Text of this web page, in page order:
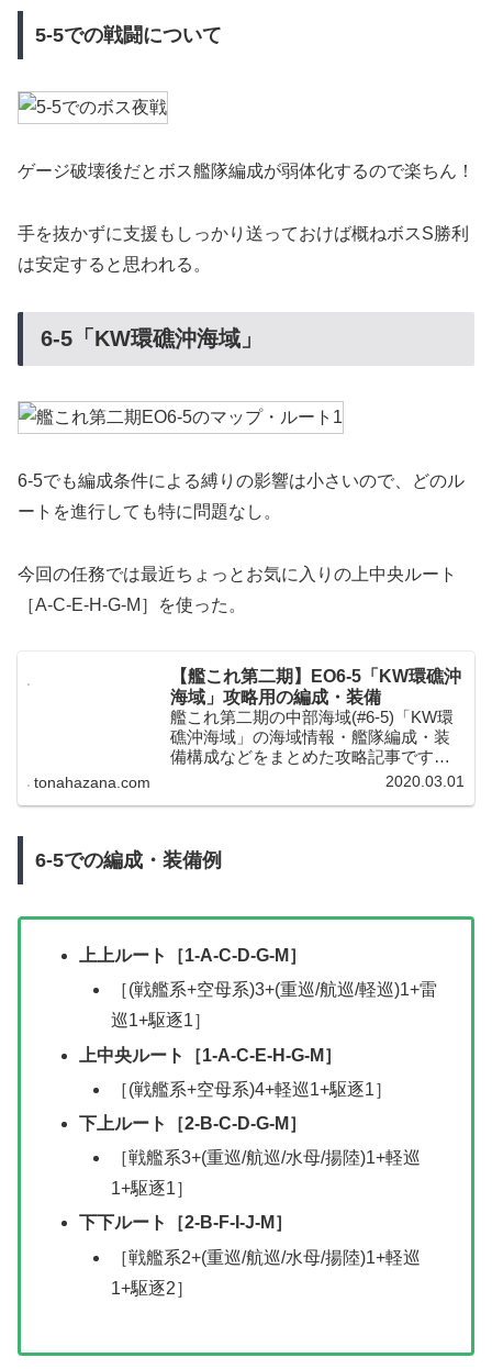
5-5での戦闘について
ゲージ破壊後だとボス艦隊編成が弱体化するので楽ちん！
手を抜かずに支援もしっかり送っておけば概ねボスS勝利
は安定すると思われる。
6-5「KW環礁沖海域」
6-5でも編成条件による縛りの影響は小さいので、どのル
ートを進行しても特に問題なし。
今回の任務では最近ちょっとお気に入りの上中央ルート
［A-C-E-H-G-M］を使った。
【艦これ第二期】EO6-5「KW環礁沖
海域」攻略用の編成・装備
艦これ第二期の中部海域(#6-5)「KW環
礁沖海域」の海域情報・艦隊編成・装
備構成などをまとめた攻略記事です。
第二期になってから一部ポイントの燃
tonahazana.com 2020.03.01
6-5での編成・装備例
上上ルート［1-A-C-D-G-M］
［(戦艦系+空母系)3+(重巡/航巡/軽巡)1+雷
巡1+駆逐1］
上中央ルート［1-A-C-E-H-G-M］
［(戦艦系+空母系)4+軽巡1+駆逐1］
下上ルート［2-B-C-D-G-M］
［戦艦系3+(重巡/航巡/水母/揚陸)1+軽巡
1+駆逐1］
下下ルート［2-B-F-I-J-M］
［戦艦系2+(重巡/航巡/水母/揚陸)1+軽巡
1+駆逐2］